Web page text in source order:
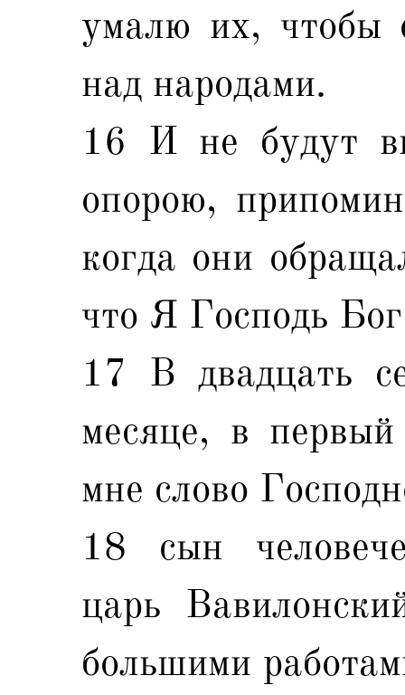
умалю их, чтобы
над народами.
16 И не будут
опорою,
когда они
что Я Господь
17 В двадцать
месяце, в
мне слово
18 сын
царь
большими